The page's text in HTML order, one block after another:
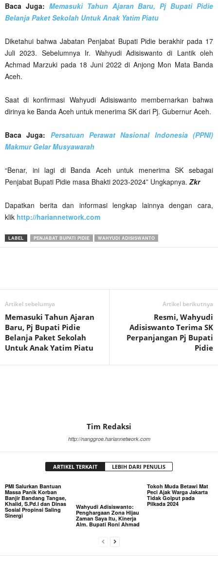
Baca Juga: Memasuki Tahun Ajaran Baru, Pj Bupati Pidie
Belanja Paket Sekolah Untuk Anak Yatim Piatu
Diketahui bahwa Jabatan Penjabat Bupati Pidie berakhir pada 17
Juli 2023. Sebelumnya Ir. Wahyudi Adisiswanto di Lantik oleh
Achmad Marzuki pada 18 Juni 2022 di Anjong Mon Mata Banda
Aceh.
Saat di konfirmasi Wahyudi Adisiswanto membernarkan bahwa
dirinya ke Banda Aceh untuk menerima SK dari Pj. Gubernur Aceh.
Baca Juga: Persatuan Perawat Nasional Indonesia (PPNI)
Makmur Gelar Musyawarah
“Benar, ini lagi di Banda Aceh untuk menerima SK sebagai
Penjabat Bupati Pidie masa Bhakti 2023-2024” Ungkapnya. Zkr
Dapatkan berita dan informasi lengkap lainnya dengan cara,
klik http://hariannetwork.com
LABEL PENJABAT BUPATI PIDIE WAHYUDI ADISISWANTO
Artikel sebelumya
Memasuki Tahun Ajaran
Baru, Pj Bupati Pidie
Belanja Paket Sekolah
Untuk Anak Yatim Piatu
Artikel berikutnya
Resmi, Wahyudi
Adisiswanto Terima SK
Perpanjangan Pj Bupati
Pidie
Tim Redaksi
http://nanggroe.hariannetwork.com
ARTIKEL TERKAIT LEBIH DARI PENULIS
PMI Salurkan Bantuan
Massa Panik Korban
Banjir Bandang Tangse,
Khalid, S.Pd.I dan Dinas
Sosial Propinsi Saling
Sinergi
Wahyudi Adisiswanto:
Penghargaan Zona Hijau
Zaman Saya Itu, Kinerja
Alm. Bupati Roni Ahmad
Tokoh Muda Betawi Mat
Peci Ajak Warga Jakarta
Tidak Golput pada
Pilkada 2024